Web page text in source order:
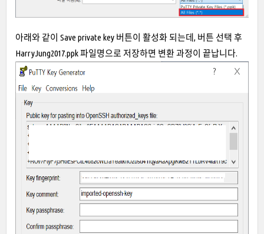
아래와 같이 Save private key 버튼이 활성화 되는데, 버튼 선택 후
HarryJung2017.ppk 파일명으로 저장하면 변환 과정이 끝납니다.